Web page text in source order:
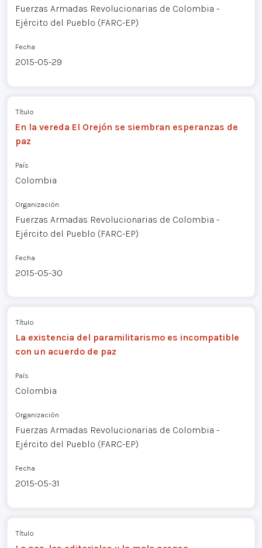
Fuerzas Armadas Revolucionarias de Colombia -
Ejército del Pueblo (FARC-EP)
Fecha
2015-05-29
Título
En la vereda El Orejón se siembran esperanzas de
paz
País
Colombia
Organización
Fuerzas Armadas Revolucionarias de Colombia -
Ejército del Pueblo (FARC-EP)
Fecha
2015-05-30
Título
La existencia del paramilitarismo es incompatible
con un acuerdo de paz
País
Colombia
Organización
Fuerzas Armadas Revolucionarias de Colombia -
Ejército del Pueblo (FARC-EP)
Fecha
2015-05-31
Título